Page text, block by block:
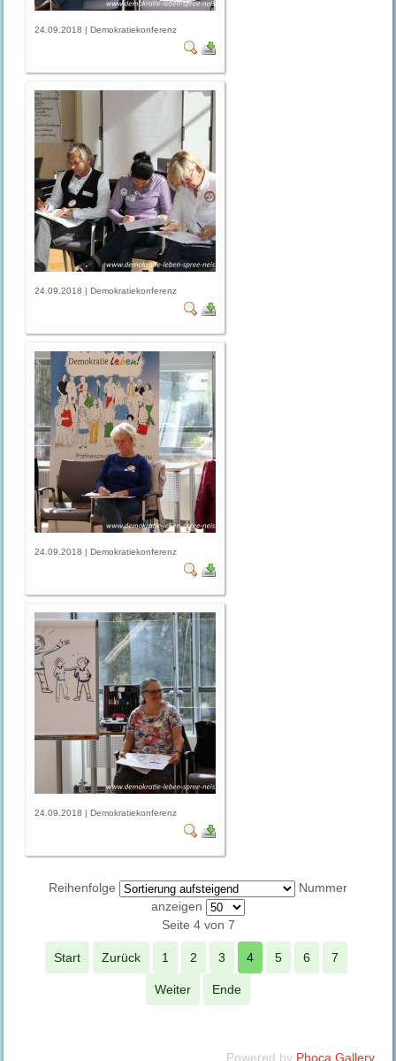
24.09.2018 | Demokratiekonferenz
24.09.2018 | Demokratiekonferenz
24.09.2018 | Demokratiekonferenz
24.09.2018 | Demokratiekonferenz
Reihenfolge
Nummer
anzeigen
Seite 4 von 7
Start Zurück 1 2 3 4 5 6 7
Weiter Ende
Powered by Phoca Gallery